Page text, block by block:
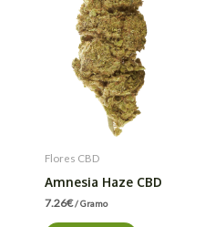
Flores CBD
Amnesia Haze CBD
7.26€/ Gramo